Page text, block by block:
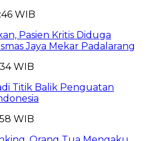
WIB
Pasien Kritis Diduga
Jaya Mekar Padalarang
WIB
Titik Balik Penguatan
WIB